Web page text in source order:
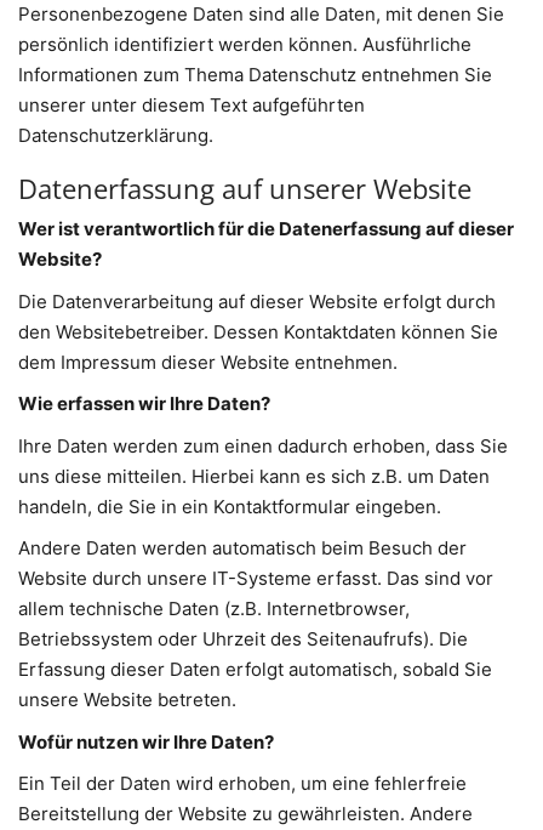
Personenbezogene Daten sind alle Daten, mit denen Sie
persönlich identifiziert werden können. Ausführliche
Informationen zum Thema Datenschutz entnehmen Sie
unserer unter diesem Text aufgeführten
Datenschutzerklärung.
Datenerfassung auf unserer Website
Wer ist verantwortlich für die Datenerfassung auf dieser
Website?
Die Datenverarbeitung auf dieser Website erfolgt durch
den Websitebetreiber. Dessen Kontaktdaten können Sie
dem Impressum dieser Website entnehmen.
Wie erfassen wir Ihre Daten?
Ihre Daten werden zum einen dadurch erhoben, dass Sie
uns diese mitteilen. Hierbei kann es sich z.B. um Daten
handeln, die Sie in ein Kontaktformular eingeben.
Andere Daten werden automatisch beim Besuch der
Website durch unsere IT-Systeme erfasst. Das sind vor
allem technische Daten (z.B. Internetbrowser,
Betriebssystem oder Uhrzeit des Seitenaufrufs). Die
Erfassung dieser Daten erfolgt automatisch, sobald Sie
unsere Website betreten.
Wofür nutzen wir Ihre Daten?
Ein Teil der Daten wird erhoben, um eine fehlerfreie
Bereitstellung der Website zu gewährleisten. Andere